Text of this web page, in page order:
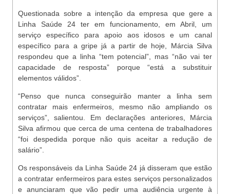
Questionada sobre a intenção da empresa que gere a
Linha Saúde 24 ter em funcionamento, em Abril, um
serviço específico para apoio aos idosos e um canal
específico para a gripe já a partir de hoje, Márcia Silva
respondeu que a linha “tem potencial”, mas “não vai ter
capacidade de resposta” porque “está a substituir
elementos válidos”.
“Penso que nunca conseguirão manter a linha sem
contratar mais enfermeiros, mesmo não ampliando os
serviços”, salientou. Em declarações anteriores, Márcia
Silva afirmou que cerca de uma centena de trabalhadores
“foi despedida porque não quis aceitar a redução de
salário”.
Os responsáveis da Linha Saúde 24 já disseram que estão
a contratar enfermeiros para estes serviços personalizados
e anunciaram que vão pedir uma audiência urgente à